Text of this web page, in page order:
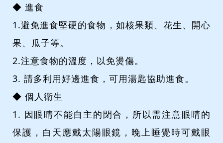
◆ 進食
1.避免進食堅硬的食物，如核果類、花生、開心
果、瓜子等。
2.注意食物的溫度，以免燙傷。
3. 請多利用好邊進食，可用湯匙協助進食。
◆ 個人衛生
1. 因眼睛不能自主的閉合，所以需注意眼睛的
保護，白天應戴太陽眼鏡，晚上睡覺時可戴眼